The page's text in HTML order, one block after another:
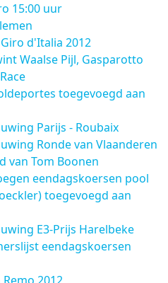
15:00 uur
d'Italia 2012
Waalse Pijl, Gasparotto
toegevoegd aan
Parijs - Roubaix
Ronde van Vlaanderen
van Tom Boonen
eendagskoersen pool
toegevoegd aan
E3-Prijs Harelbeke
eendagskoersen